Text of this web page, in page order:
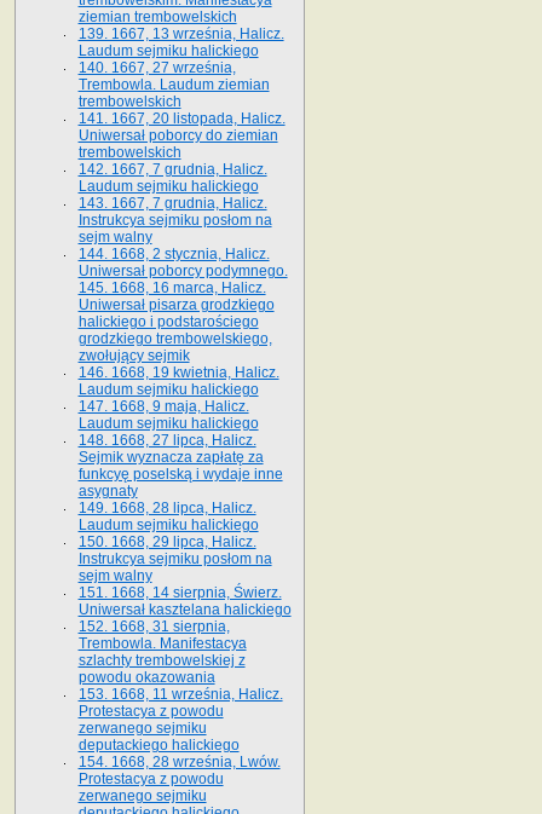
ziemian trembowelskich
139. 1667, 13 września, Halicz.
Laudum sejmiku halickiego
140. 1667, 27 września,
Trembowla. Laudum ziemian
trembowelskich
141. 1667, 20 listopada, Halicz.
Uniwersał poborcy do ziemian
trembowelskich
142. 1667, 7 grudnia, Halicz.
Laudum sejmiku halickiego
143. 1667, 7 grudnia, Halicz.
Instrukcya sejmiku posłom na
sejm walny
144. 1668, 2 stycznia, Halicz.
Uniwersał poborcy podymnego.
145. 1668, 16 marca, Halicz.
Uniwersał pisarza grodzkiego
halickiego i podstarościego
grodzkiego trembowelskiego,
zwołujący sejmik
146. 1668, 19 kwietnia, Halicz.
Laudum sejmiku halickiego
147. 1668, 9 maja, Halicz.
Laudum sejmiku halickiego
148. 1668, 27 lipca, Halicz.
Sejmik wyznacza zapłatę za
funkcyę poselską i wydaje inne
asygnaty
149. 1668, 28 lipca, Halicz.
Laudum sejmiku halickiego
150. 1668, 29 lipca, Halicz.
Instrukcya sejmiku posłom na
sejm walny
151. 1668, 14 sierpnia, Świerz.
Uniwersał kasztelana halickiego
152. 1668, 31 sierpnia,
Trembowla. Manifestacya
szlachty trembowelskiej z
powodu okazowania
153. 1668, 11 września, Halicz.
Protestacya z powodu
zerwanego sejmiku
deputackiego halickiego
154. 1668, 28 września, Lwów.
Protestacya z powodu
zerwanego sejmiku